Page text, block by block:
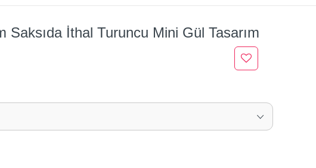
Saksıda İthal Turuncu Mini Gül Tasarım